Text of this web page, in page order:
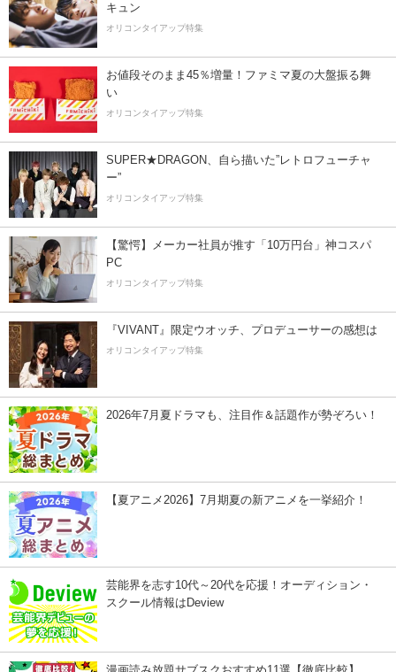
キュン
オリコンタイアップ特集
お値段そのまま45％増量！ファミマ夏の大盤振る舞
い
オリコンタイアップ特集
SUPER★DRAGON、自ら描いた”レトロフューチャ
ー”
オリコンタイアップ特集
【驚愕】メーカー社員が推す「10万円台」神コスパ
PC
オリコンタイアップ特集
『VIVANT』限定ウオッチ、プロデューサーの感想は
オリコンタイアップ特集
2026年7月夏ドラマも、注目作＆話題作が勢ぞろい！
【夏アニメ2026】7月期夏の新アニメを一挙紹介！
芸能界を志す10代～20代を応援！オーディション・
スクール情報はDeview